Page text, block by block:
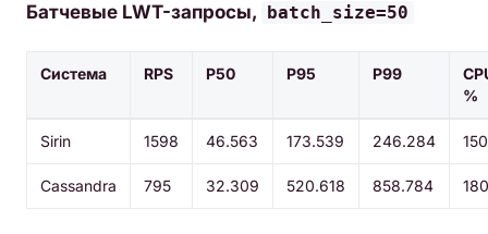
Батчевые LWT-запросы, batch_size=50
Система RPS P50 P95 P99
%
Sirin 1598 46.563 173.539 246.284 150
Cassandra 795 32.309 520.618 858.784 180